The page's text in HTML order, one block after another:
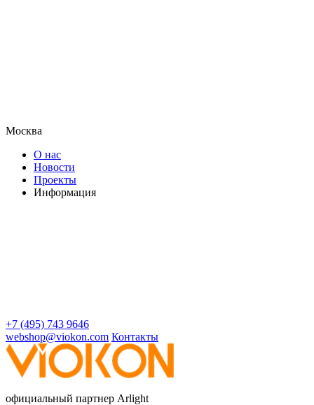
Москва
О нас
Новости
Проекты
Информация
+7 (495) 743 9646
webshop@viokon.com Контакты
официальный партнер Arlight